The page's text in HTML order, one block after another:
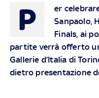
P
er
Sanpaolo,
Finals, ai
partite verrà offerto
Gallerie d’Italia di
dietro presentazione